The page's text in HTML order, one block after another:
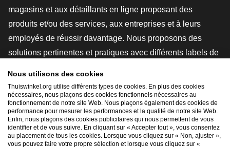
magasins et aux détaillants en ligne proposant des
produits et/ou des services, aux entreprises et à leurs
employés de réussir davantage. Nous proposons des
solutions pertinentes et pratiques avec différents labels de
études de marché, et nous disposons de notre propre
plateforme d'enseignement, la Thuiswinkel e-Academy.
Naviguer rapidement
Nous utilisons des cookies
Thuiswinkel.org utilise différents types de cookies. En plus des cookies
nécessaires, nous plaçons des cookies fonctionnels nécessaires au
fonctionnement de notre site Web. Nous plaçons également des cookies de
performance pour mesurer les performances et la qualité de notre site Web.
Enfin, nous plaçons des cookies publicitaires qui nous permettent de vous
identifier et de vous suivre. En cliquant sur « Accepter tout », vous consentez
au placement de tous les cookies. Lorsque vous cliquez sur « Non, ajuster »,
vous pouvez faire votre propre sélection et lorsque vous cliquez sur «